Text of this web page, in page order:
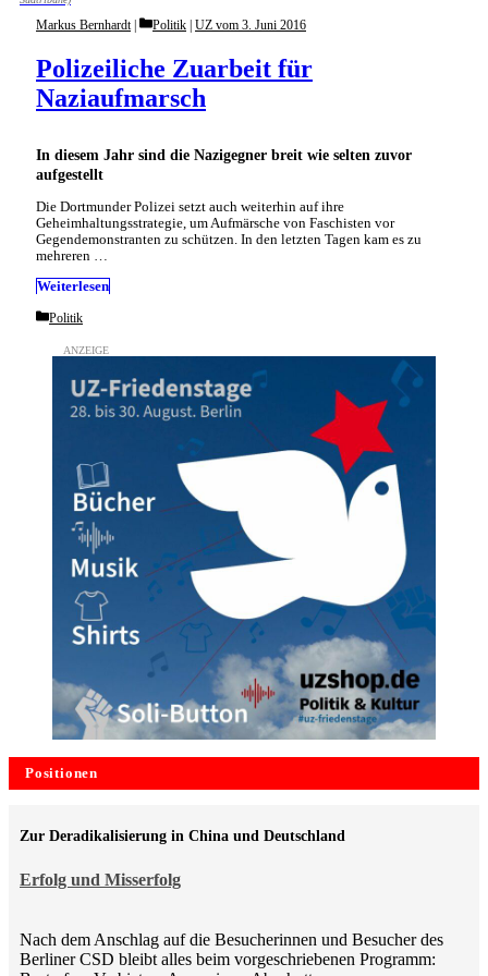
In diesem Jahr sind die Nazigegner breit wie selten zuvor
aufgestellt
Polizeiliche Zuarbeit für
Naziaufmarsch
Markus Bernhardt Categories
Politik | UZ vom 3. Juni 2016
Die Dortmunder Polizei setzt auch weiterhin auf ihre
Geheimhaltungsstrategie, um Aufmärsche von Faschisten vor
Gegendemonstranten zu schützen. In den letzten Tagen kam es zu
mehreren …
Weiterlesen
Categories
Politik
Positionen
Erfolg und Misserfolg
Zur Deradikalisierung in China und Deutschland
Nach dem Anschlag auf die Besucherinnen und Besucher des
Berliner CSD bleibt alles beim vorgeschriebenen Programm: